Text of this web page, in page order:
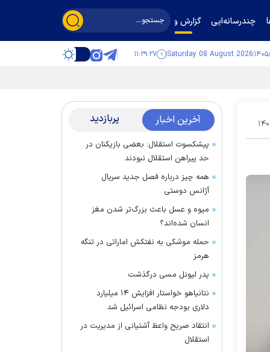
چندرسانه‌ایی گزارش و گفت‌وگو
Saturday 08 August 2026 ۱۱:۲۹:۲۷
۰۵ آخرین اخبار پربازدید
پیشکسوت استقلال: بعضی بازیکنان در
حد پیراهن استقلال نبودند
همه چیز درباره فصل جدید سریال
آژانس دوستی
میوه و عسل باعث بزرگ‌تر شدن مغز
انسان شده‌اند؟
حمله موشکی به نفتکش اماراتی در تنگه
هرمز
پدر لیونل مسی درگذشت
نتانیاهو خواستار افزایش ۱۴ میلیارد
دلاری بودجه نظامی اسرائیل شد
انتقاد صریح واعظ آشتیانی از مدیریت در
استقلال